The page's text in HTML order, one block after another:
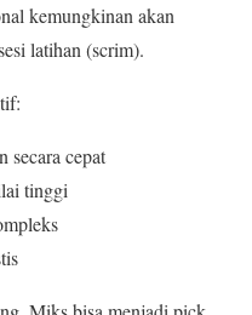
kemungkinan akan
latihan (scrim).
secara cepat
tinggi